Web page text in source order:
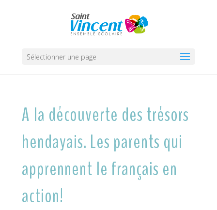
Sélectionner une page
A la découverte des trésors
hendayais. Les parents qui
apprennent le français en
action!